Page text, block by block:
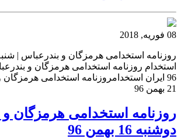
08 فوریه, 2018
96 ایران استخدامروزنامه استخدامی
21 بهمن 96
روزنامه استخدامی هرمزگان و
دوشنبه 16 بهمن 96